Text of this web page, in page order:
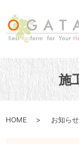
施
HOME お知ら